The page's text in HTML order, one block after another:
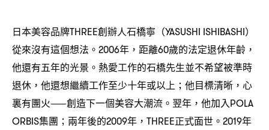
日本美容品牌THREE創辦人石橋寧 （YASUSHI ISHIBASHI）
從來沒有這個想法。 2006年 ， 距離60歲的法定退休年齡 ，
他還有五年的光景。熱愛工作的石橋先生並不希望被準時
退休 ， 他還想繼續工作至少十年或以上 ； 他目標清晰 ， 心
裏有團火⸺創造下一個美容大潮流。翌年 ， 他加入POLA
ORBIS集團 ； 兩年後的2009年 ，THREE正式面世。 2019年